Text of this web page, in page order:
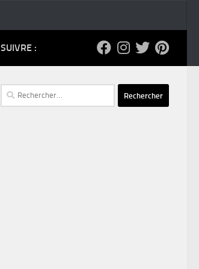
SUIVRE :
Rechercher :